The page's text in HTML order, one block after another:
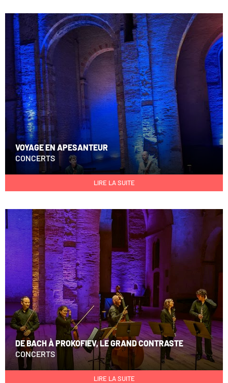
VOYAGE EN APESANTEUR
CONCERTS
LIRE LA SUITE
DE BACH À PROKOFIEV, LE GRAND CONTRASTE
CONCERTS
LIRE LA SUITE